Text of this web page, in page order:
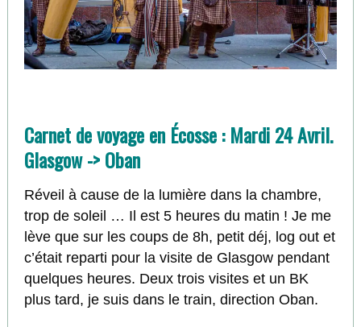
Carnet de voyage en Écosse : Mardi 24 Avril.
Glasgow -> Oban
Réveil à cause de la lumière dans la chambre,
trop de soleil … Il est 5 heures du matin ! Je me
lève que sur les coups de 8h, petit déj, log out et
c’était reparti pour la visite de Glasgow pendant
quelques heures. Deux trois visites et un BK
plus tard, je suis dans le train, direction Oban.